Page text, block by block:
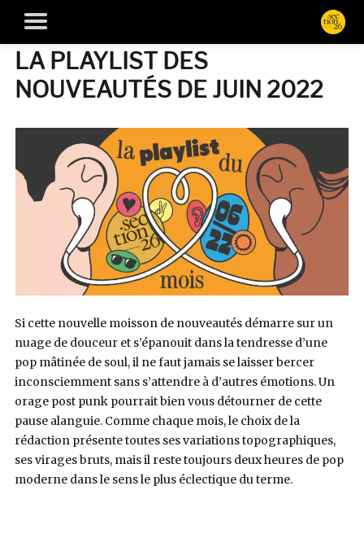
LA PLAYLIST DES
NOUVEAUTÉS DE JUIN 2022
Si cette nouvelle moisson de nouveautés démarre sur un
nuage de douceur et s’épanouit dans la tendresse d’une
pop mâtinée de soul, il ne faut jamais se laisser bercer
inconsciemment sans s’attendre à d’autres émotions. Un
orage post punk pourrait bien vous détourner de cette
pause alanguie. Comme chaque mois, le choix de la
rédaction présente toutes ses variations topographiques,
ses virages bruts, mais il reste toujours deux heures de pop
moderne dans le sens le plus éclectique du terme.